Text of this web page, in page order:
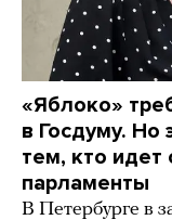
«Яблоко»
в Госдуму.
тем, кто идет
парламенты
В Петербурге в